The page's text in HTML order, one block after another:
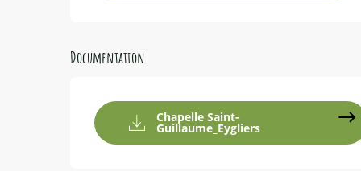
Documentation
Chapelle Saint-
Guillaume_Eygliers